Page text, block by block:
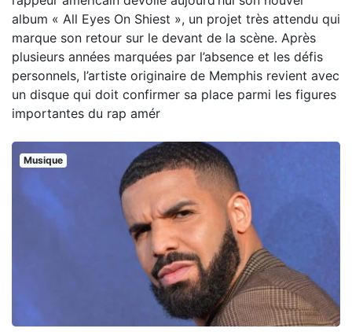
album « All Eyes On Shiest », un projet très attendu qui
marque son retour sur le devant de la scène. Après
plusieurs années marquées par l’absence et les défis
personnels, l’artiste originaire de Memphis revient avec
un disque qui doit confirmer sa place parmi les figures
importantes du rap amér
Musique